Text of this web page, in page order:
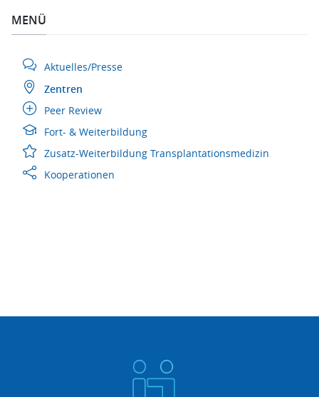
MENÜ
Aktuelles/Presse
Zentren
Peer Review
Fort- & Weiterbildung
Zusatz-Weiterbildung Transplantationsmedizin
Kooperationen